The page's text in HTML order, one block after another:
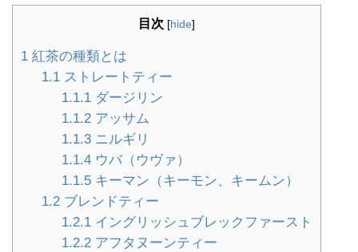
目次 [hide]
1 紅茶の種類とは
1.1ストレートティー
1.1.1 ダージリン
1.1.2 アッサム
1.1.3 ニルギリ
1.1.4 ウバ（ウヴァ）
1.1.5 キーマン（キーモン、キームン）
1.2ブレンドティー
1.2.1 イングリッシュブレックファースト
1.2.2 アフタヌーンティー